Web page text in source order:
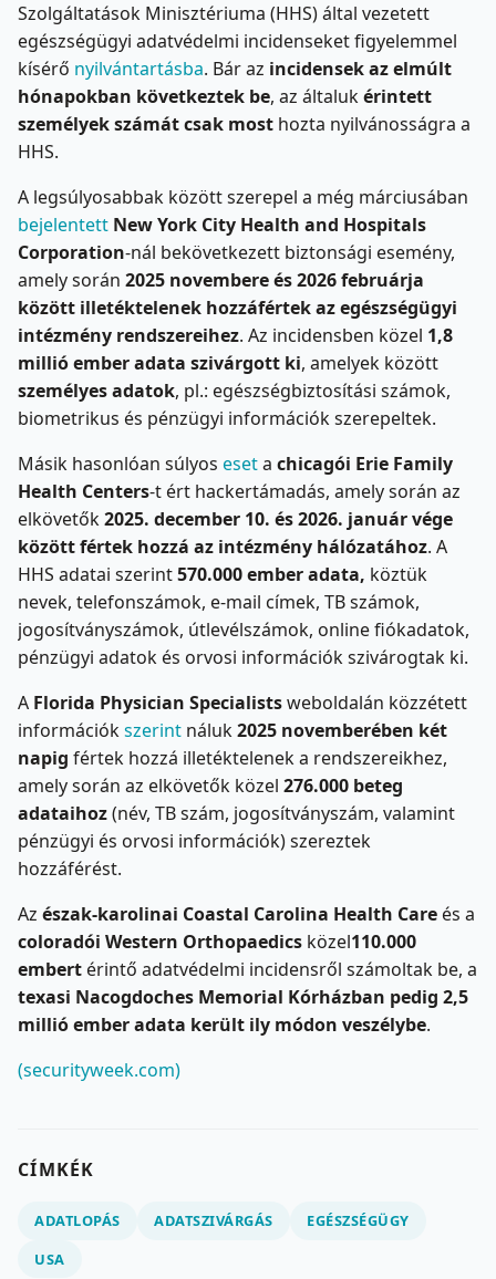
Szolgáltatások Minisztériuma (HHS) által vezetett
egészségügyi adatvédelmi incidenseket figyelemmel
kísérő nyilvántartásba. Bár az incidensek az elmúlt
hónapokban következtek be, az általukérintett
személyek számát csak most hozta nyilvánosságra a
HHS.
A legsúlyosabbak között szerepel a még márciusában
bejelentett New York City Health and Hospitals
Corporation-nál bekövetkezett biztonsági esemény,
amely során 2025 novembere és 2026 februárja
között illetéktelenek hozzáfértek az egészségügyi
intézmény rendszereihez. Az incidensben közel 1,8
millió ember adata szivárgott ki, amelyek között
személyes adatok, pl.: egészségbiztosítási számok,
biometrikus és pénzügyi információk szerepeltek.
Másik hasonlóan súlyos eseta chicagói Erie Family
Health Centers-t ért hackertámadás, amely során az
elkövetők2025. december 10. és 2026. január vége
között fértek hozzá az intézmény hálózatához. A
HHS adatai szerint570.000 ember adata, köztük
nevek, telefonszámok, e-mail címek, TB számok,
jogosítványszámok, útlevélszámok, online fiókadatok,
pénzügyi adatok és orvosi információk szivárogtak ki.
A Florida Physician Specialistsweboldalán közzétett
információkszerint náluk2025 novemberében két
napig fértek hozzá illetéktelenek a rendszereikhez,
amely során az elkövetők közel 276.000 beteg
adataihoz(név, TB szám, jogosítványszám, valamint
pénzügyi és orvosi információk) szereztek
hozzáférést.
Az észak-karolinai Coastal Carolina Health Care és a
coloradói Western Orthopaedics közel110.000
embert érintő adatvédelmi incidensről számoltak be, a
texasi Nacogdoches Memorial Kórházban pedig 2,5
millió ember adata került ily módon veszélybe.
(securityweek.com)
CÍMKÉK
ADATLOPÁS ADATSZIVÁRGÁS
EGÉSZSÉGÜGY
USA